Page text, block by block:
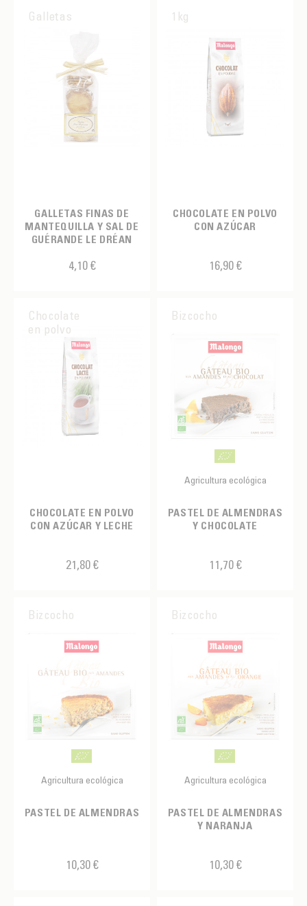
Marrón
Tricolor azul
Tricolor verde
Turquesa
rosa/amarillo
Chocolate
Espéculos
Frambuesa
Mango
Poca mantequilla
Rosa
Galletas
GALLETAS FINAS DE
MANTEQUILLA Y SAL DE
GUÉRANDE LE DRÉAN
4,10 €
1kg
CHOCOLATE EN POLVO
CON AZÚCAR
16,90 €
Chocolate
en polvo
CHOCOLATE EN POLVO
CON AZÚCAR Y LECHE
21,80 €
Bizcocho
Agricultura ecológica
PASTEL DE ALMENDRAS
Y CHOCOLATE
11,70 €
Bizcocho
Agricultura ecológica
PASTEL DE ALMENDRAS
10,30 €
Bizcocho
Agricultura ecológica
PASTEL DE ALMENDRAS
Y NARANJA
10,30 €